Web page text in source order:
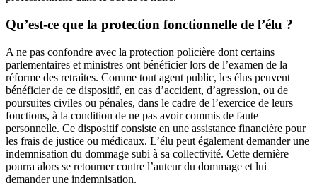
Qu’est-ce que la protection fonctionnelle de l’élu ?
A ne pas confondre avec la protection policière dont certains
parlementaires et ministres ont bénéficier lors de l’examen de la
réforme des retraites. Comme tout agent public, les élus peuvent
bénéficier de ce dispositif, en cas d’accident, d’agression, ou de
poursuites civiles ou pénales, dans le cadre de l’exercice de leurs
fonctions, à la condition de ne pas avoir commis de faute
personnelle. Ce dispositif consiste en une assistance financière pour
les frais de justice ou médicaux. L’élu peut également demander une
indemnisation du dommage subi à sa collectivité. Cette dernière
pourra alors se retourner contre l’auteur du dommage et lui
demander une indemnisation.